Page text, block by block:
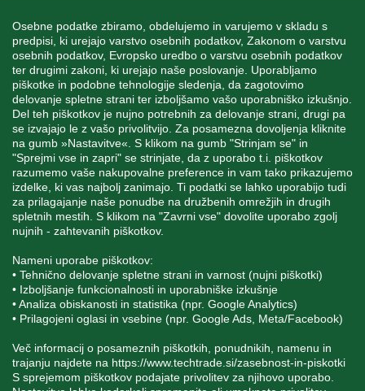
Osebne podatke zbiramo, obdelujemo in varujemo v skladu s
predpisi, ki urejajo varstvo osebnih podatkov, Zakonom o varstvu
osebnih podatkov, Evropsko uredbo o varstvu osebnih podatkov
ter drugimi zakoni, ki urejajo naše poslovanje. Uporabljamo
piškotke in podobne tehnologije sledenja, da zagotovimo
delovanje spletne strani ter izboljšamo vašo uporabniško izkušnjo.
Del teh piškotkov je nujno potrebnih za delovanje strani, drugi pa
se izvajajo le z vašo privolitvijo. Za posamezna dovoljenja kliknite
na gumb »Nastavitve«. S klikom na gumb "Strinjam se" in
"Sprejmi vse in zapri" se strinjate, da z uporabo t.i. piškotkov
razumemo vaše nakupovalne preference in vam tako prikazujemo
izdelke, ki vas najbolj zanimajo. Ti podatki se lahko uporabijo tudi
za prilagajanje naše ponudbe na družbenih omrežjih in drugih
spletnih mestih. S klikom na "Zavrni vse" dovolite uporabo zgolj
nujnih - zahtevanih piškotkov.
Nameni uporabe piškotkov:
• Tehnično delovanje spletne strani in varnost (nujni piškotki)
• Izboljšanje funkcionalnosti in uporabniške izkušnje
• Analiza obiskanosti in statistika (npr. Google Analytics)
• Prilagojeni oglasi in vsebine (npr. Google Ads, Meta/Facebook)
Več informacij o posameznih piškotkih, ponudnikih, namenu in
trajanju najdete na https://www.techtrade.si/zasebnost-in-piskotki
S sprejemom piškotkov podajate privolitev za njihovo uporabo.
INFORMACIJE
MOJ RAČUN
STORITEV ZA STRANKE
SPREMLJAJTE NAS
Blatnica 8, 1236 Trzin